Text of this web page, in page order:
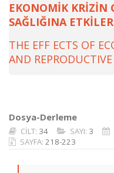
EKONOMİK KRİZİN
SAĞLIĞINA
THE EFF ECTS OF
AND
Dosya-Derleme
CİLT: 34 SAYI: 3
SAYFA: 218-223